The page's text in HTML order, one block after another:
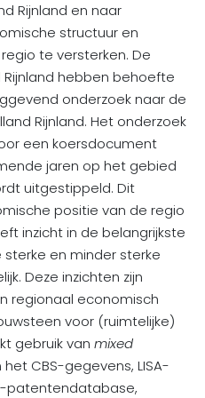
Rijnland en naar
structuur en
te versterken. De
hebben behoefte
onderzoek naar de
Rijnland. Het onderzoek
een koersdocument
jaren op het gebied
uitgestippeld. Dit
positie van de regio
inzicht in de belangrijkste
en minder sterke
Deze inzichten zijn
regionaal economisch
voor (ruimtelijke)
gebruik van mixed
CBS-gegevens, LISA-
patentendatabase,